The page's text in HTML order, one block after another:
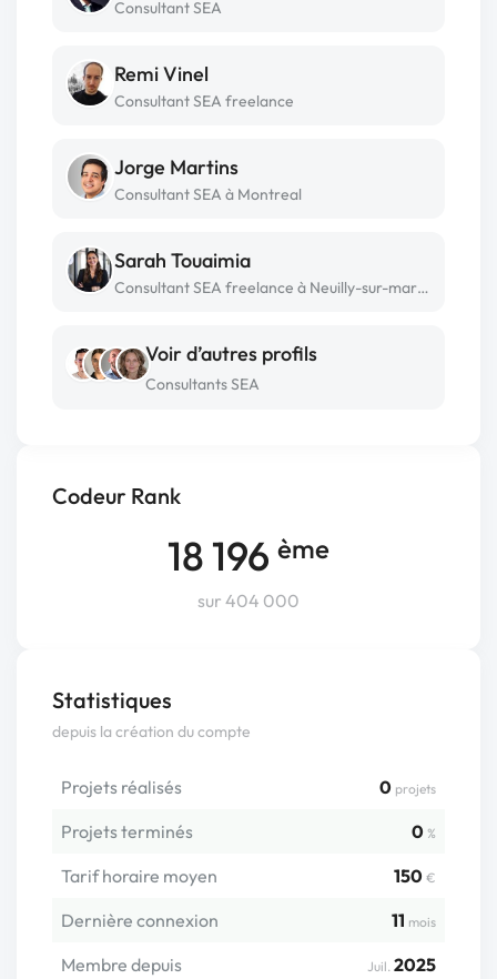
Codeur Rank
18 196 ème
sur 404 000
Statistiques
depuis la création du compte
Projets réalisés 0 projets
Projets terminés 0 %
Tarif horaire moyen 150 €
Dernière connexion 11 mois
Membre depuis Juil. 2025
Consultant SEA
Remi Vinel
Consultant SEA freelance
Jorge Martins
Consultant SEA à Montreal
Sarah Touaimia
Consultant SEA freelance à Neuilly-sur-marne
Voir d’autres profils
Consultants SEA